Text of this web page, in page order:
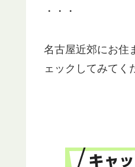
・・・
名古屋近郊にお住
ェックしてみてく